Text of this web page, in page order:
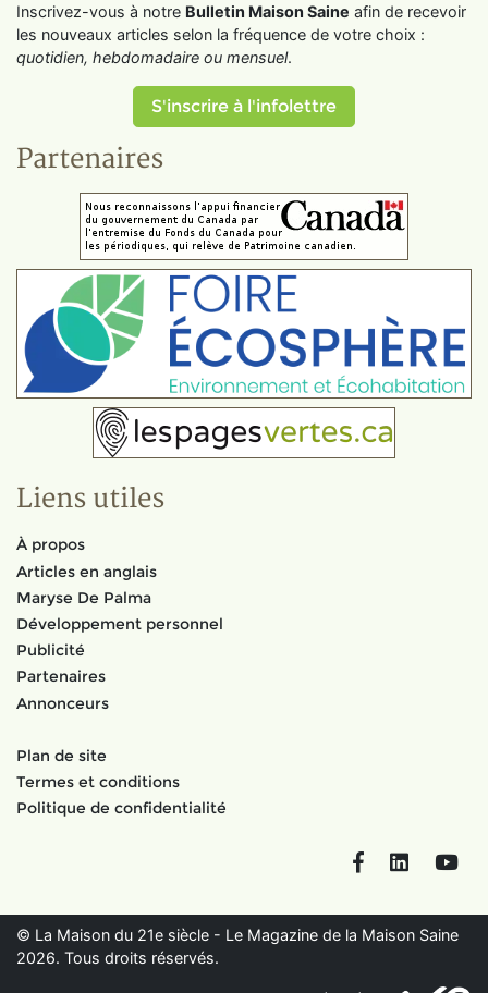
Inscrivez-vous à notre Bulletin Maison Saine afin de recevoir
les nouveaux articles selon la fréquence de votre choix :
quotidien, hebdomadaire ou mensuel.
S'inscrire à l'infolettre
Partenaires
Liens utiles
À propos
Articles en anglais
Maryse De Palma
Développement personnel
Publicité
Partenaires
Annonceurs
Plan de site
Termes et conditions
Politique de confidentialité
FacebookLinkedIn
© La Maison du 21e siècle - Le Magazine de la Maison Saine
2026. Tous droits réservés.